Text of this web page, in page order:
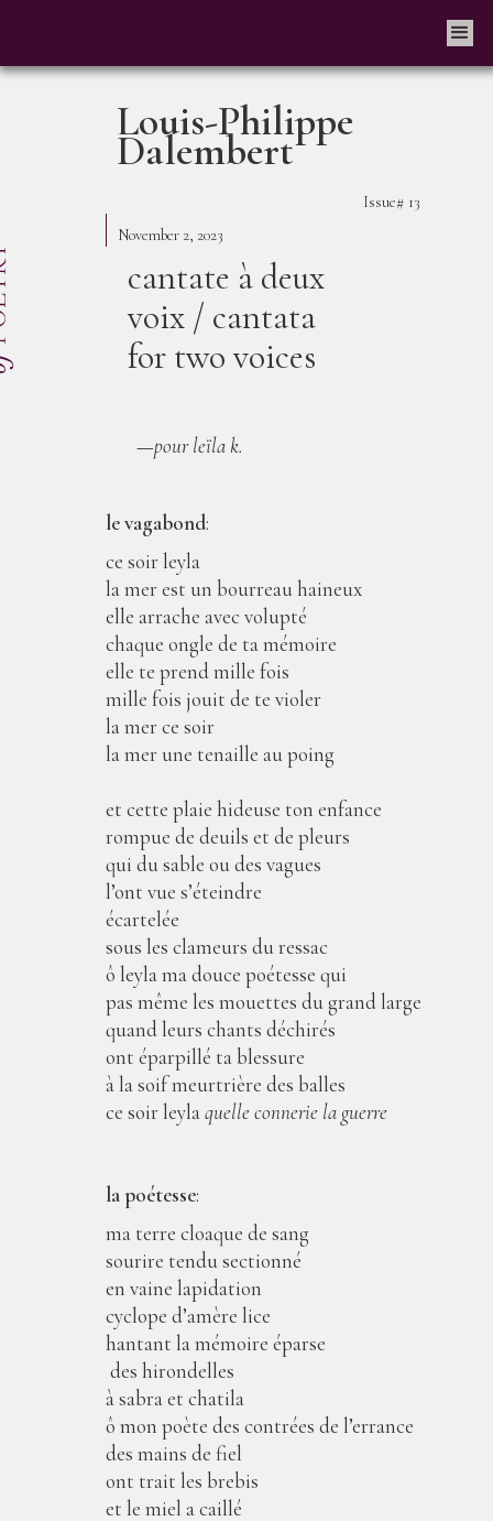
Louis-Philippe
Dalembert
Issue# 13
November 2, 2023
cantate à deux
voix / cantata
for two voices
—pour leїla k.
le vagabond:
ce soir leyla
la mer est un bourreau haineux
elle arrache avec volupté
chaque ongle de ta mémoire
elle te prend mille fois
mille fois jouit de te violer
la mer ce soir
la mer une tenaille au poing
et cette plaie hideuse ton enfance
rompue de deuils et de pleurs
qui du sable ou des vagues
l’ont vue s’éteindre
écartelée
sous les clameurs du ressac
ô leyla ma douce poétesse qui
pas même les mouettes du grand large
quand leurs chants déchirés
ont éparpillé ta blessure
à la soif meurtrière des balles
ce soir leylaquelle connerie la guerre
la poétesse:
ma terre cloaque de sang
sourire tendu sectionné
en vaine lapidation
cyclope d’amère lice
hantant la mémoire éparse
des hirondelles
à sabra et chatila
ô mon poète des contrées de l’errance
des mains de fiel
ont trait les brebis
et le miel a caillé